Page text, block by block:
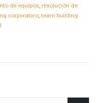
de equipos, resolución de
corporativo,team building